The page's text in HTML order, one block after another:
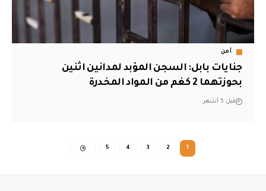
أمن
جنايات بابل: السجن المؤبد لمدانين اثنين
بحوزتهما 2 كغم من المواد المخدرة
قبل 5 أشهر
1
2
3
4
5